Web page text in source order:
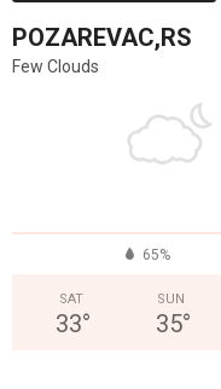
POZAREVAC,RS
Few Clouds
65%
SAT
33°
SUN
35°